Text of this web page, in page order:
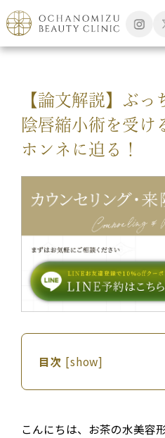
TOP 新着情報
【論文解説】ぶ
陰唇縮小術を受け
ホンネに迫る！
目次 [show]
こんにちは、お茶の水美容